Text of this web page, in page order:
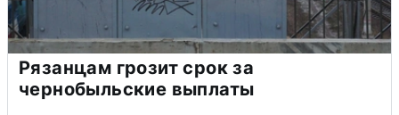
Рязанцам грозит срок за
чернобыльские выплаты